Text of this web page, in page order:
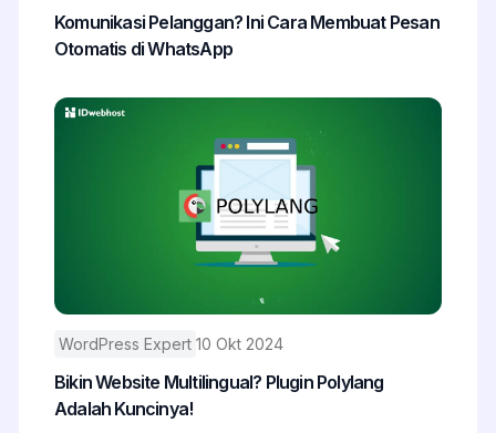
Komunikasi Pelanggan? Ini Cara Membuat Pesan
Otomatis di WhatsApp
WordPress Expert 10 Okt 2024
Bikin Website Multilingual? Plugin Polylang
Adalah Kuncinya!